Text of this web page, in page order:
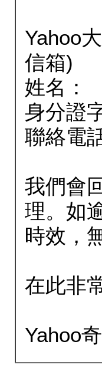
Yahoo
信箱)
姓名：
身分證
聯絡電
我們會
理。如
時效，
在此非
Yahoo